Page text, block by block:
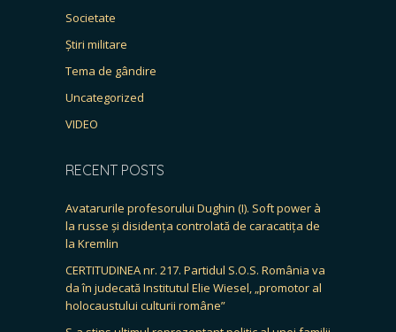
Societate
Știri militare
Tema de gândire
Uncategorized
VIDEO
RECENT POSTS
Avatarurile profesorului Dughin (I). Soft power à
la russe și disidența controlată de caracatița de
la Kremlin
CERTITUDINEA nr. 217. Partidul S.O.S. România va
da în judecată Institutul Elie Wiesel, „promotor al
holocaustului culturii române”